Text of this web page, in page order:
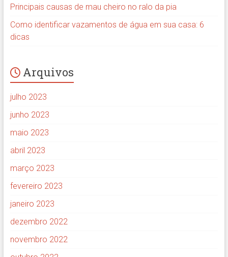
Principais causas de mau cheiro no ralo da pia
Como identificar vazamentos de água em sua casa: 6
dicas
Arquivos
julho 2023
junho 2023
maio 2023
abril 2023
março 2023
fevereiro 2023
janeiro 2023
dezembro 2022
novembro 2022